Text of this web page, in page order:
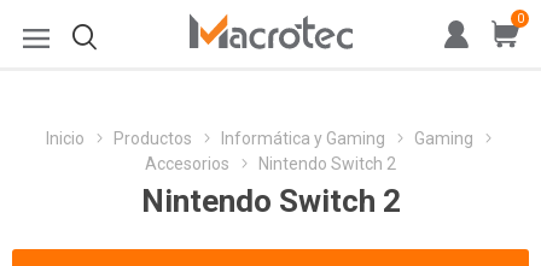
0
Inicio Productos Informática y Gaming
Gaming
Accesorios
Nintendo Switch 2
Nintendo Switch 2